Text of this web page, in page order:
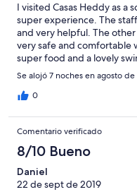
I visited Casas Heddy as a
super experience. The
and very helpful. The
very safe and comfortable
super food and a lovely
classes. I would definitely
Se alojó 7 noches en agosto
0
Comentario verificado
8/10 Bueno
Daniel
22 de sept de 2019